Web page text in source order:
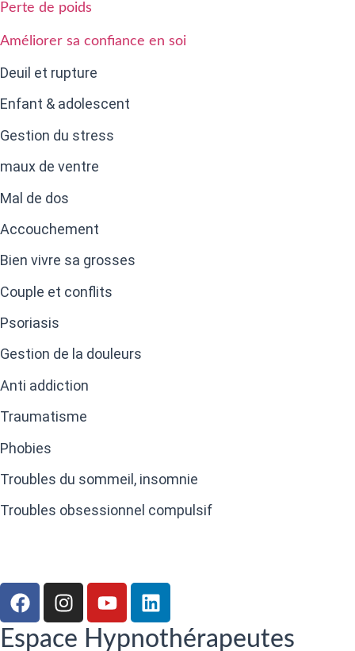
Perte de poids
Améliorer sa confiance en soi
Deuil et rupture
Enfant & adolescent
Gestion du stress
maux de ventre
Mal de dos
Accouchement
Bien vivre sa grosses
Couple et conflits
Psoriasis
Gestion de la douleurs
Anti addiction
Traumatisme
Phobies
Troubles du sommeil, insomnie
Troubles obsessionnel compulsif
Espace Hypnothérapeutes